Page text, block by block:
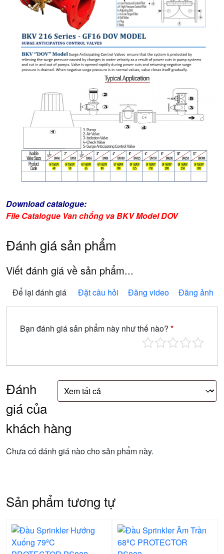
Download catalogue:
File Catalogue Van chống va BKV Model DOV
Đánh giá sản phẩm
Viết đánh giá về sản phẩm...
Để lại đánh giá Đặt câu hỏi Đăng video Đăng ảnh
Bạn đánh giá sản phẩm này như thế nào? *
Đánh
giá của
khách hàng
Chưa có đánh giá nào cho sản phẩm này.
Sản phẩm tương tự